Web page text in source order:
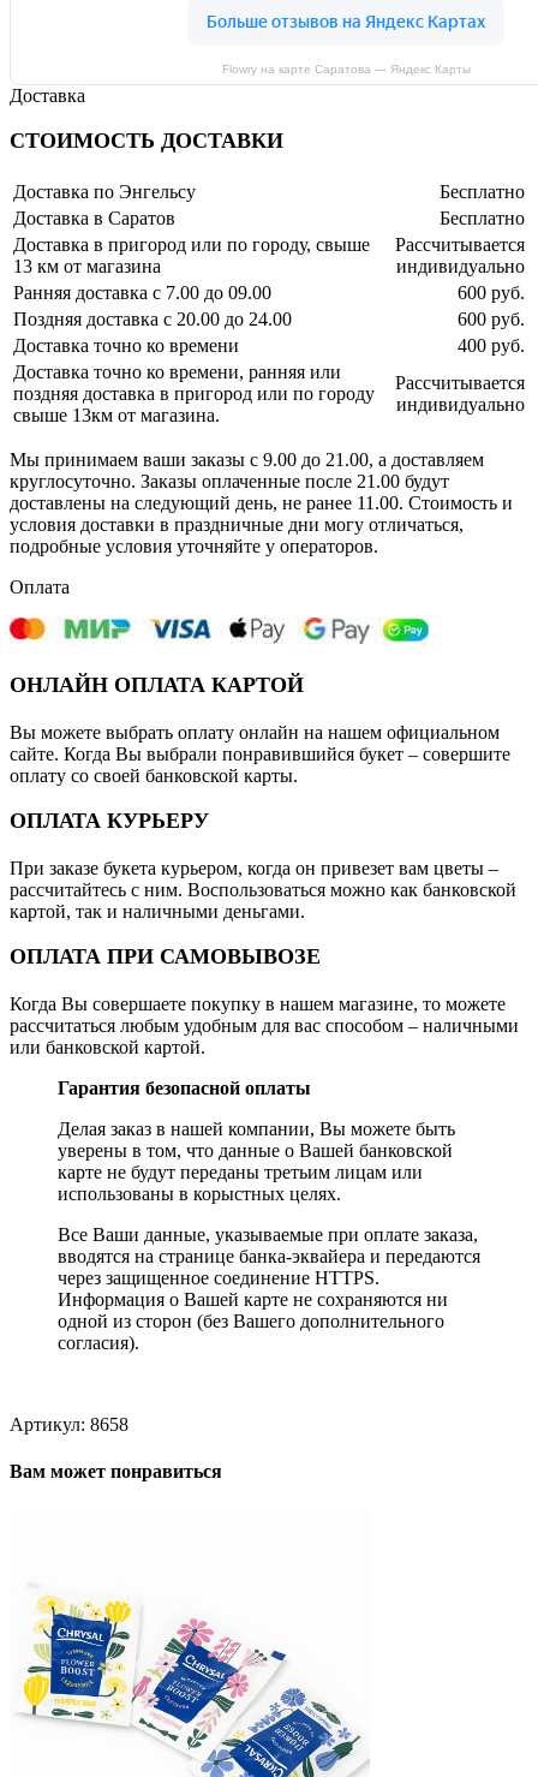
Flowry на карте Саратова — Яндекс Карты
Доставка
СТОИМОСТЬ ДОСТАВКИ
Доставка по Энгельсу
Бесплатно
Доставка в Саратов
Бесплатно
Доставка в пригород или по городу, свыше
13 км от магазина
Рассчитывается
индивидуально
Ранняя доставка с 7.00 до 09.00
600 руб.
Поздняя доставка с 20.00 до 24.00
600 руб.
Доставка точно ко времени
400 руб.
Доставка точно ко времени, ранняя или
поздняя доставка в пригород или по городу
свыше 13км от магазина.
Рассчитывается
индивидуально
Мы принимаем ваши заказы с 9.00 до 21.00, а доставляем
круглосуточно. Заказы оплаченные после 21.00 будут
доставлены на следующий день, не ранее 11.00. Стоимость и
условия доставки в праздничные дни могу отличаться,
подробные условия уточняйте у операторов.
Оплата
ОНЛАЙН ОПЛАТА КАРТОЙ
Вы можете выбрать оплату онлайн на нашем официальном
сайте. Когда Вы выбрали понравившийся букет – совершите
оплату со своей банковской карты.
ОПЛАТА КУРЬЕРУ
При заказе букета курьером, когда он привезет вам цветы –
рассчитайтесь с ним. Воспользоваться можно как банковской
картой, так и наличными деньгами.
ОПЛАТА ПРИ САМОВЫВОЗЕ
Когда Вы совершаете покупку в нашем магазине, то можете
рассчитаться любым удобным для вас способом – наличными
или банковской картой.
Гарантия безопасной оплаты
Делая заказ в нашей компании, Вы можете быть
уверены в том, что данные о Вашей банковской
карте не будут переданы третьим лицам или
использованы в корыстных целях.
Все Ваши данные, указываемые при оплате заказа,
вводятся на странице банка-эквайера и передаются
через защищенное соединение HTTPS.
Информация о Вашей карте не сохраняются ни
одной из сторон (без Вашего дополнительного
согласия).
Артикул: 8658
Вам может понравиться